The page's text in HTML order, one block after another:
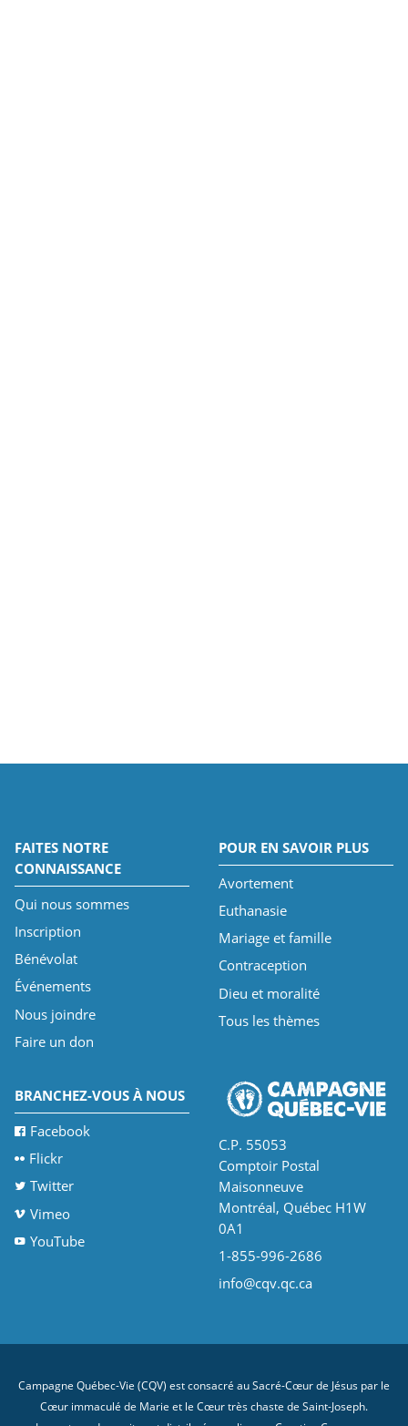
FAITES NOTRE
CONNAISSANCE
Qui nous sommes
Inscription
Bénévolat
Événements
Nous joindre
Faire un don
POUR EN SAVOIR PLUS
Avortement
Euthanasie
Mariage et famille
Contraception
Dieu et moralité
Tous les thèmes
BRANCHEZ-VOUS À NOUS
Facebook
Flickr
Twitter
Vimeo
YouTube
C.P. 55053
Comptoir Postal
Maisonneuve
Montréal, Québec H1W
0A1
1-855-996-2686
info@cqv.qc.ca
Campagne Québec-Vie (CQV) est consacré au Sacré-Cœur de Jésus par le
Cœur immaculé de Marie et le Cœur très chaste de Saint-Joseph.